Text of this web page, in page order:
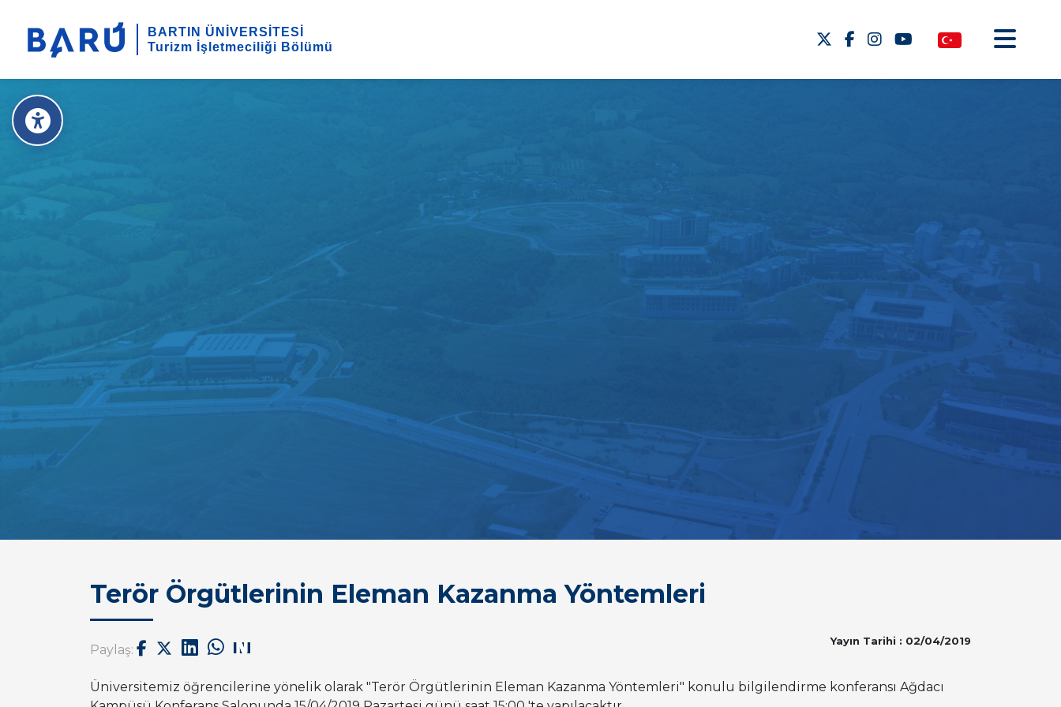
BARTIN ÜNİVERSİTESİ
Turizm İşletmeciliği Bölümü
Terör Örgütlerinin Eleman Kazanma Yöntemleri
Paylaş:
Yayın Tarihi : 02/04/2019
Üniversitemiz öğrencilerine yönelik olarak "Terör Örgütlerinin Eleman Kazanma Yöntemleri" konulu bilgilendirme konferansı Ağdacı